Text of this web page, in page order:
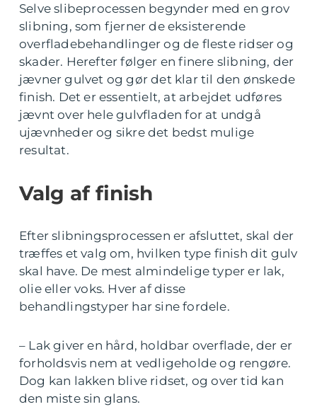
Selve slibeprocessen begynder med en grov
slibning, som fjerner de eksisterende
overfladebehandlinger og de fleste ridser og
skader. Herefter følger en finere slibning, der
jævner gulvet og gør det klar til den ønskede
finish. Det er essentielt, at arbejdet udføres
jævnt over hele gulvfladen for at undgå
ujævnheder og sikre det bedst mulige
resultat.
Valg af finish
Efter slibningsprocessen er afsluttet, skal der
træffes et valg om, hvilken type finish dit gulv
skal have. De mest almindelige typer er lak,
olie eller voks. Hver af disse
behandlingstyper har sine fordele.
– Lak giver en hård, holdbar overflade, der er
forholdsvis nem at vedligeholde og rengøre.
Dog kan lakken blive ridset, og over tid kan
den miste sin glans.